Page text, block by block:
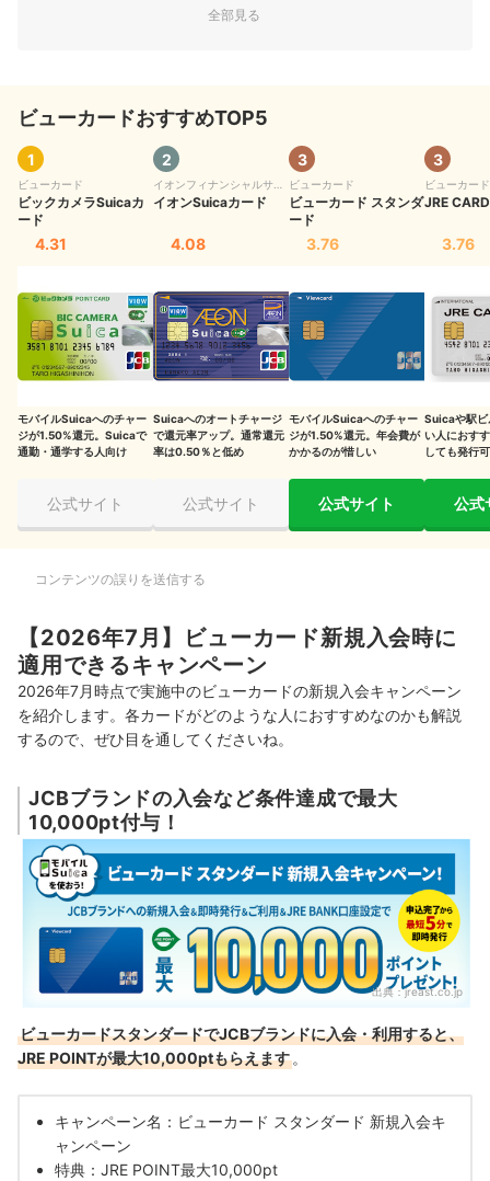
JALカード入会と利用で最大15,500マイル+最大10,000ポイントも
らえる
ビューカードはSuica一体型のクレジットカード
獲得したポイントは何に使える？
申し込んだあと、カードはいつごろ発行される？
ビューカードアプリは必要？
ビューカード以外のクレジットカードもチェック
全部見る
ビューカードおすすめTOP5
1
ビューカード
ビックカメラSuicaカ
ード
4.31
モバイルSuicaへのチャー
ジが1.50%還元。Suicaで
通勤・通学する人向け
公式サイト
2
イオンフィナンシャルサー
ビス
イオンSuicaカード
4.08
Suicaへのオートチャージ
で還元率アップ。通常還元
率は0.50％と低め
公式サイト
3
ビューカード
ビューカード スタンダ
ード
3.76
モバイルSuicaへのチャー
ジが1.50%還元。年会費が
かかるのが惜しい
公式サイト
3
ビューカード
JRE CARD
3.76
Suicaや駅ビ
い人におす
しても発行
公式
コンテンツの誤りを送信する
【2026年7月】ビューカード新規入会時に
適用できるキャンペーン
2026年7月時点で実施中のビューカードの新規入会キャンペーン
を紹介します。各カードがどのような人におすすめなのかも解説
するので、ぜひ目を通してくださいね。
JCBブランドの入会など条件達成で最大
10,000pt付与！
出典：jreast.co.jp
ビューカードスタンダードでJCBブランドに入会・利用すると、
JRE POINTが最大10,000ptもらえます 。
キャンペーン名：ビューカード スタンダード 新規入会キ
ャンペーン
特典：JRE POINT最大10,000pt